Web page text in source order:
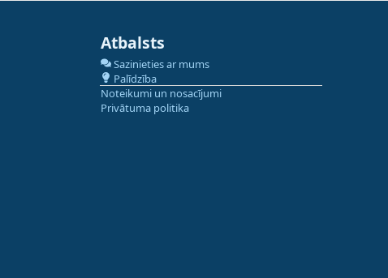
Atbalsts
Sazinieties ar mums
Palīdzība
Noteikumi un nosacījumi
Privātuma politika